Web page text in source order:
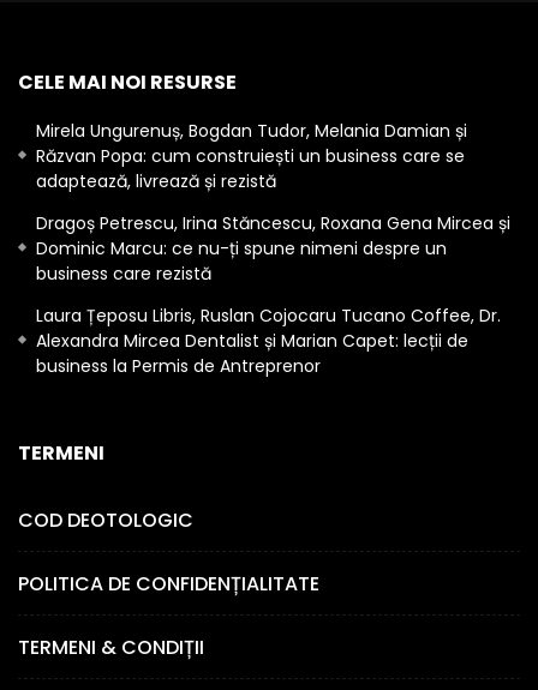
CELE MAI NOI RESURSE
Mirela Ungurenuș, Bogdan Tudor, Melania Damian și
Răzvan Popa: cum construiești un business care se
adaptează, livrează și rezistă
Dragoș Petrescu, Irina Stăncescu, Roxana Gena Mircea și
Dominic Marcu: ce nu-ți spune nimeni despre un
business care rezistă
Laura Țeposu Libris, Ruslan Cojocaru Tucano Coffee, Dr.
Alexandra Mircea Dentalist și Marian Capet: lecții de
business la Permis de Antreprenor
TERMENI
COD DEOTOLOGIC
POLITICA DE CONFIDENȚIALITATE
TERMENI & CONDIȚII